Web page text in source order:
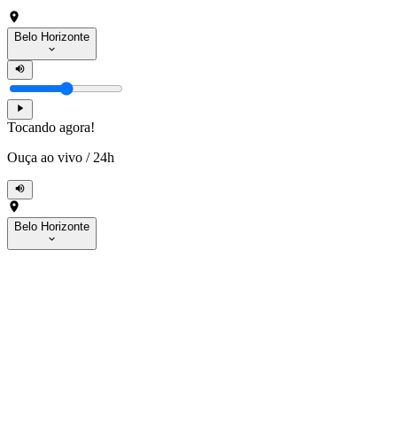
Belo Horizonte
Tocando agora!
Ouça ao vivo / 24h
Belo Horizonte